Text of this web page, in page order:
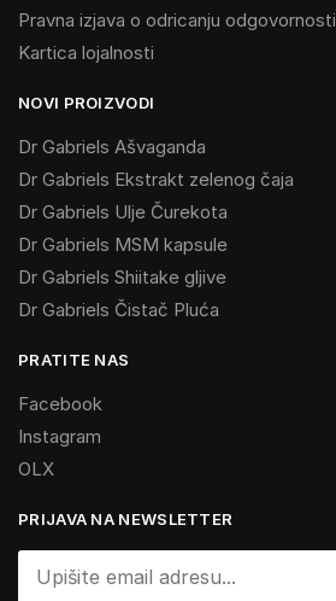
Pravna izjava o odricanju odgovornosti
Kartica lojalnosti
NOVI PROIZVODI
Dr Gabriels Ašvaganda
Dr Gabriels Ekstrakt zelenog čaja
Dr Gabriels Ulje Čurekota
Dr Gabriels MSM kapsule
Dr Gabriels Shiitake gljive
Dr Gabriels Čistač Pluća
PRATITE NAS
Facebook
Instagram
OLX
PRIJAVA NA NEWSLETTER